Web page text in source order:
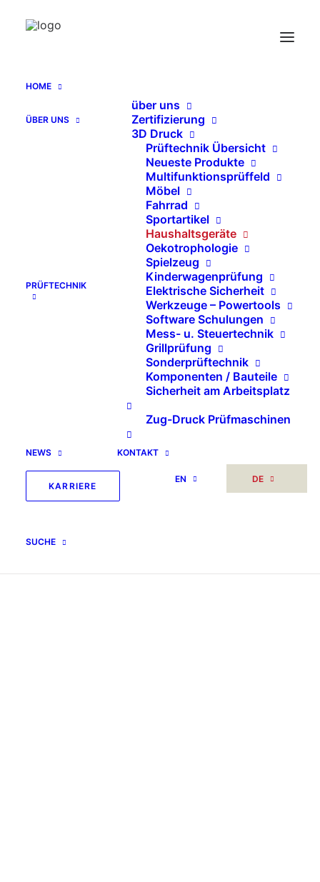
HOME
ÜBER UNS
über uns
Zertifizierung
3D Druck
PRÜFTECHNIK
Prüftechnik Übersicht
Neueste Produkte
Multifunktionsprüffeld
Möbel
Fahrrad
Sportartikel
Haushaltsgeräte
Oekotrophologie
Spielzeug
Kinderwagenprüfung
Elektrische Sicherheit
Werkzeuge – Powertools
Software Schulungen
Mess- u. Steuertechnik
Grillprüfung
Sonderprüftechnik
Komponenten / Bauteile
Sicherheit am Arbeitsplatz
Zug-Druck Prüfmaschinen
NEWS KONTAKT
KARRIERE
EN DE
SUCHE
Prüfkammer für Staubsauger mit Vernebelungsanlage